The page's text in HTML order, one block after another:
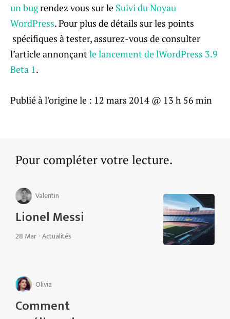
un bugrendez vous sur le Suivi du Noyau
WordPress. Pour plus de détails sur les points
spécifiques à tester, assurez-vous de consulter
l’article annonçantle lancement de lWordPress 3.9
Beta 1.
Publié à l'origine le : 12 mars 2014 @ 13 h 56 min
Pour compléter votre lecture.
Valentin
Lionel Messi
28 Mar ·Actualités
Olivia
Comment